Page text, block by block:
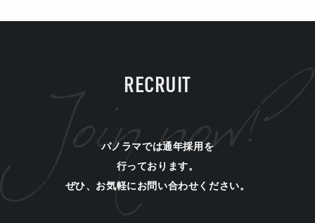
RECRUIT
パノラマでは通年採用を
行っております。
ぜひ、お気軽にお問い合わせください。